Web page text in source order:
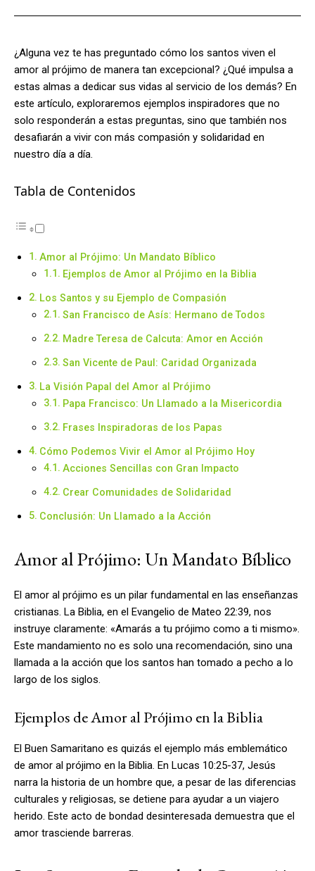
¿Alguna vez te has preguntado cómo los santos viven el
amor al prójimo de manera tan excepcional? ¿Qué impulsa a
estas almas a dedicar sus vidas al servicio de los demás? En
este artículo, exploraremos ejemplos inspiradores que no
solo responderán a estas preguntas, sino que también nos
desafiarán a vivir con más compasión y solidaridad en
nuestro día a día.
Tabla de Contenidos
Amor al Prójimo: Un Mandato Bíblico
Ejemplos de Amor al Prójimo en la Biblia
Los Santos y su Ejemplo de Compasión
San Francisco de Asís: Hermano de Todos
Madre Teresa de Calcuta: Amor en Acción
San Vicente de Paul: Caridad Organizada
La Visión Papal del Amor al Prójimo
Papa Francisco: Un Llamado a la Misericordia
Frases Inspiradoras de los Papas
Cómo Podemos Vivir el Amor al Prójimo Hoy
Acciones Sencillas con Gran Impacto
Crear Comunidades de Solidaridad
Conclusión: Un Llamado a la Acción
Amor al Prójimo: Un Mandato Bíblico
El amor al prójimo es un pilar fundamental en las enseñanzas
cristianas. La Biblia, en el Evangelio de Mateo 22:39, nos
instruye claramente: «Amarás a tu prójimo como a ti mismo».
Este mandamiento no es solo una recomendación, sino una
llamada a la acción que los santos han tomado a pecho a lo
largo de los siglos.
Ejemplos de Amor al Prójimo en la Biblia
El Buen Samaritano es quizás el ejemplo más emblemático
de amor al prójimo en la Biblia. En Lucas 10:25-37, Jesús
narra la historia de un hombre que, a pesar de las diferencias
culturales y religiosas, se detiene para ayudar a un viajero
herido. Este acto de bondad desinteresada demuestra que el
amor trasciende barreras.